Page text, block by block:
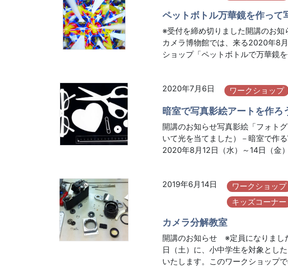
ペットボトル万華鏡を作って
※受付を締め切りました開講のお
カメラ博物館では、来る2020年8
ショップ「ペットボトルで万華鏡
2020年7月6日 ワークショップ
暗室で写真影絵アートを作ろ
開講のお知らせ写真影絵「フォト
いて光を当てました）－暗室で作
2020年8月12日（水）～14日（金
2019年6月14日 ワークショップ
キッズコーナー
カメラ分解教室
開講のお知らせ ※定員になりまし
日（土）に、小中学生を対象とし
いたします。このワークショップ